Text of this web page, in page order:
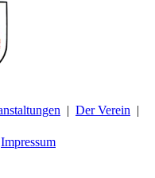
Der Verein
Impressum